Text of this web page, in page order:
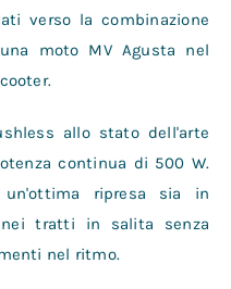
verso la combinazione
moto MV Agusta nel
allo stato dell'arte
continua di 500 W.
un'ottima ripresa sia in
nei tratti in salita senza
nel ritmo.